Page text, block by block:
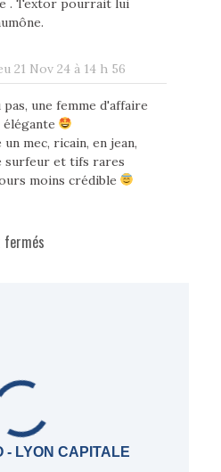
. Textor pourrait lui
21 Nov 24 à 14 h 56
pas, une femme d'affaire
mec, ricain, en jean,
surfeur et tifs rares
moins crédible
fermés
- LYON CAPITALE